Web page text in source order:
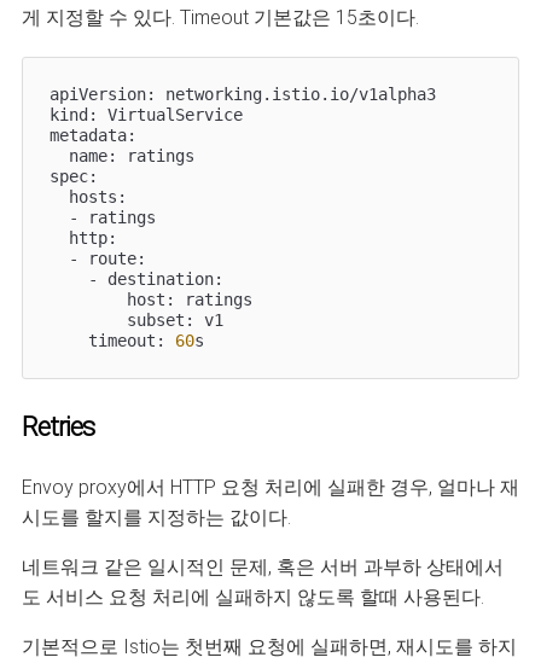
게 지정할 수 있다. Timeout 기본값은 15초이다.
apiVersion: networking.istio.io/v1alpha3
kind: VirtualService
metadata:
spec:
    timeout:
60s
Retries
Envoy proxy에서 HTTP 요청 처리에 실패한 경우, 얼마나 재
시도를 할지를 지정하는 값이다.
네트워크 같은 일시적인 문제, 혹은 서버 과부하 상태에서
도 서비스 요청 처리에 실패하지 않도록 할때 사용된다.
기본적으로 Istio는 첫번째 요청에 실패하면, 재시도를 하지